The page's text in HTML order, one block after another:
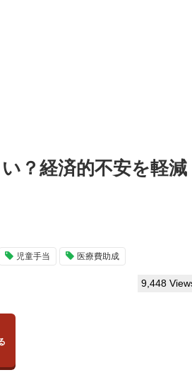
？経済的不安を軽減
児童手当 医療費助成
9,448